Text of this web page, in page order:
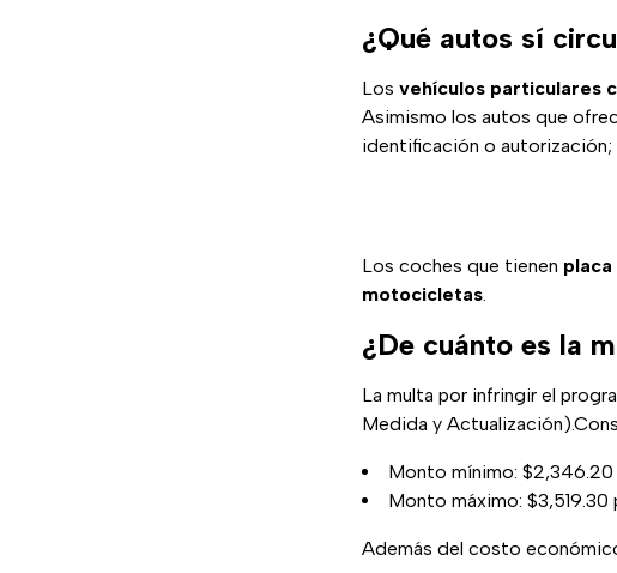
¿Qué autos sí
Los vehículos particulares
Asimismo los autos que
identificación o autorización;
Los coches que tienen
motocicletas.
¿De cuánto es la
La multa por infringir el
Medida y
Monto mínimo:
Monto máximo:
Además del costo